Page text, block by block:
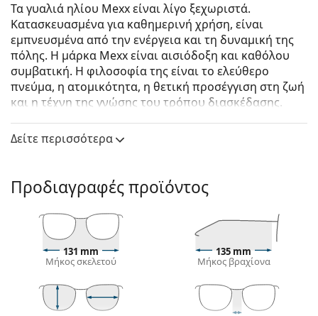
Τα γυαλιά ηλίου Mexx είναι λίγο ξεχωριστά.
Κατασκευασμένα για καθημερινή χρήση, είναι
εμπνευσμένα από την ενέργεια και τη δυναμική της
πόλης. Η μάρκα Mexx είναι αισιόδοξη και καθόλου
συμβατική. Η φιλοσοφία της είναι το ελεύθερο
πνεύμα, η ατομικότητα, η θετική προσέγγιση στη ζωή
και η τέχνη της γνώσης του τρόπου διασκέδασης.
Mexx 6516 200 56είναι γυναικεία γυαλιά ηλίου.
Σκελετός γυαλιών ηλίου
ένα δροσερό χρώμα δέρματος και μαύρα, γκρίζα,
Οι τετράγωνοι σκελετοί γυαλιών ηλίουείναι
ιδανική επιλογή για όσους έχουν στρογγυλό, οβάλ
ή τριγωνικό σχήμα προσώπου.
Ο σκελετός των γυαλιών ηλίου είναι
κατασκευασμένος από υψηλής ποιότητας
πλαστικό, το οποίο προσφέρει μεγάλη αντοχή και
Δείτε περισσότερα
Προδιαγραφές προϊόντος
131 mm
Μήκος σκελετού
135 mm
Μήκος βραχίονα